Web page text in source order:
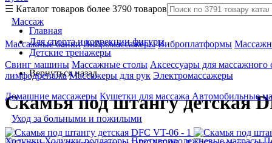
☰ Каталог товаров более 3790 товаров
Массаж
Массажные банки Вибромассажеры Виброплатформы
Свинг машины Массажные столы Аксессуары для массажного
лимфодренажа Массажеры для рук Электромассажеры
Домашние массажеры Кушетки для массажа Автомобильные
Уход за больными и пожилыми
ХодункиХодунки-роллаторы Противопролежневые матрасы
Главная
Для спорта и коррекции фигуры
Детские тренажеры
Вернуться назад
Скамья под штангу детская